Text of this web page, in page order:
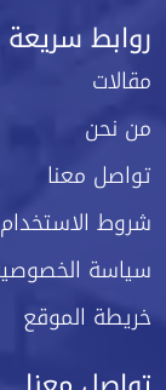
روابط سريعة
مقالات
من نحن
تواصل معنا
شروط الاستخدام
سياسة
خريطة الموقع